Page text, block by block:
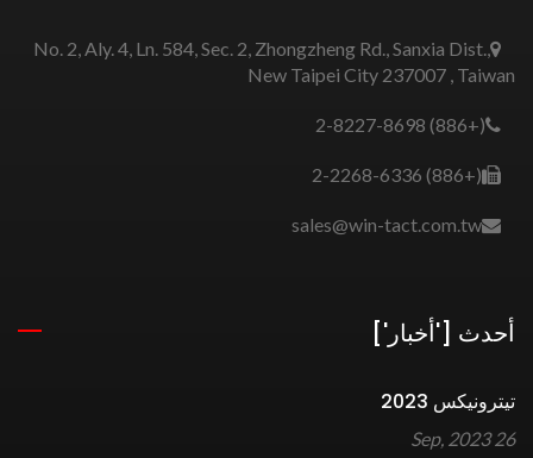
No. 2, Aly. 4, Ln. 584, Sec. 2, Zhongzheng Rd., Sanxia Dist.,
New Taipei City 237007 , Taiwan
(+886) 2-8227-8698
(+886) 2-2268-6336
sales@win-tact.com.tw
أحدث ['أخبار']
تيترونيكس 2023
26 Sep, 2023